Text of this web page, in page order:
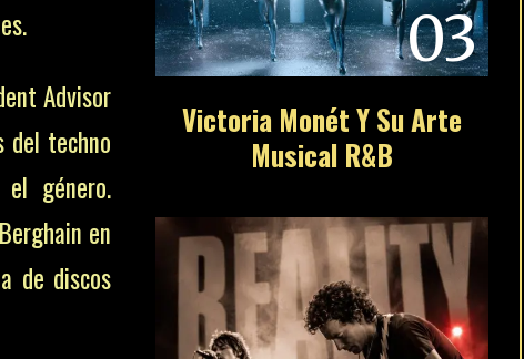
Advisor
del techno
el género.
en
de discos
03
Victoria Monét Y Su Arte
Musical R&B